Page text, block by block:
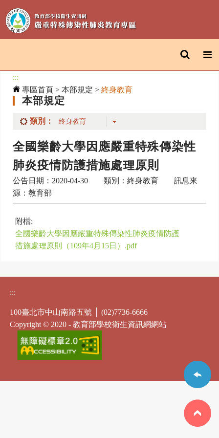
:::
專區首頁 > 本部規定 > 終身教育
本部規定
類別：
全國樂齡大學因應嚴重特殊傳染性
肺炎疫情防護措施處理原則
公告日期：2020-04-30 類別：終身教育 訊息來
源：教育部
附檔:
全國樂齡大學因應嚴重特殊傳染性肺炎疫情防護
措施處理原則（109年4月15日）.pdf
:::
100臺北市中山南路五號 │ (02)7736-6666
Copyright © 2020 - 教育部學校衛生資訊網網站